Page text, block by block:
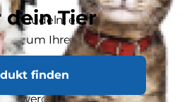
Tier
finden
einen Hula-
um Ihren eigenen
zu erstellen.
Hoops können zu
werden, über die man